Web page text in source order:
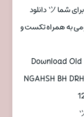
هم اکنون سوپرایز ویژه رسانه پایا موزیک برای شما ツ دانلود
به همراه تکست و
Download Old
NGAHSH BH